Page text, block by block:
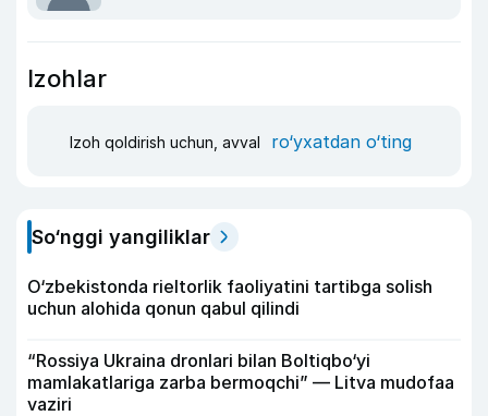
Izohlar
Izoh qoldirish uchun, avval ro‘yxatdan o‘ting
So‘nggi yangiliklar
O‘zbekistonda rieltorlik faoliyatini tartibga solish
uchun alohida qonun qabul qilindi
“Rossiya Ukraina dronlari bilan Boltiqbo‘yi
mamlakatlariga zarba bermoqchi” — Litva mudofaa
vaziri